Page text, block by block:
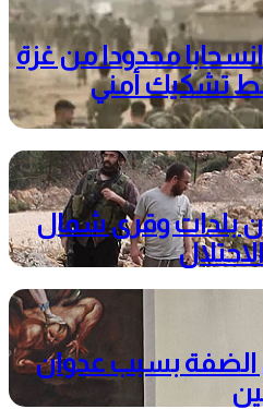
محدودا من غزة
تشكيك أمني
بلدات وقرى شمال
الضفة بسبب عدوان